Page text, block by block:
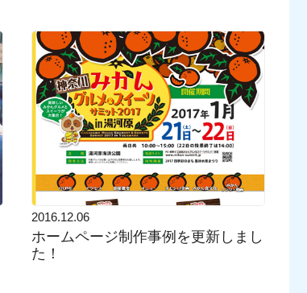
2016.12.06
ホームページ制作事例を更新しまし
た！